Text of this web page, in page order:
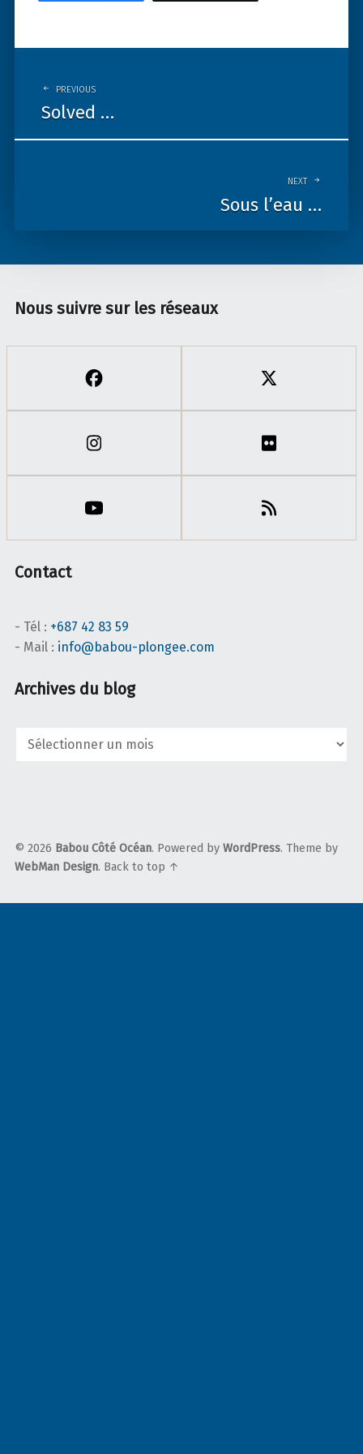
navigation
PREVIOUS
Solved …
NEXT
Sous l’eau …
Nous suivre sur les réseaux
Contact
- Tél : +687 42 83 59
- Mail : info@babou-plongee.com
Archives du blog
Archives
© 2026 Babou Côté Océan. Powered by WordPress. Theme by
WebMan Design. Back to top ↑